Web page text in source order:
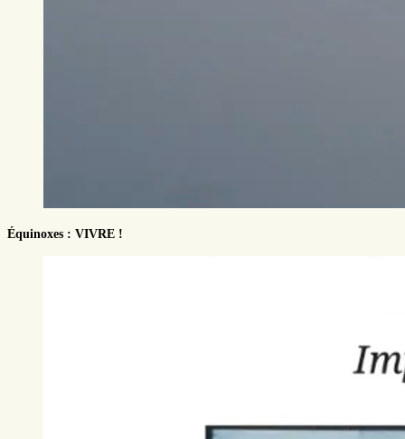
Équinoxes : VIVRE !